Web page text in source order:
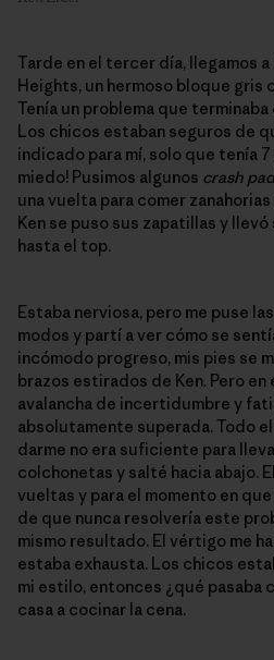
Tarde en el tercer día, llegamos
Heights, un hermoso bloque gris
Tenía un problema que
Los chicos estaban seguros de
indicado para mí, solo que tenía
miedo! Pusimos algunos crash
una vuelta para comer
Ken se puso sus zapatillas y
hasta el top.
Estaba nerviosa, pero me puse
modos y partí a ver cómo se
incómodo progreso, mis pies se
brazos estirados de Ken. Pero en
avalancha de incertidumbre y
absolutamente superada. Todo
darme no era suficiente para
colchonetas y salté hacia abajo.
vueltas y para el momento en
de que nunca resolvería este
mismo resultado. El vértigo me
estaba exhausta. Los chicos
mi estilo, entonces ¿qué pasaba
casa a cocinar la cena.